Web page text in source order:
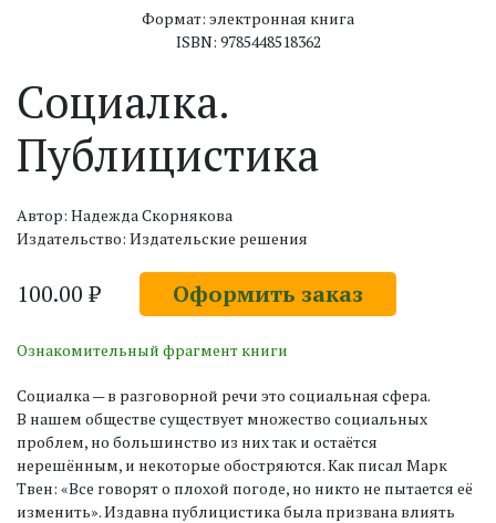
Формат: электронная книга
ISBN: 9785448518362
Социалка.
Публицистика
Автор: Надежда Скорнякова
Издательство: Издательские решения
100.00 ₽ Оформить заказ
Ознакомительный фрагмент книги
Социалка — в разговорной речи это социальная сфера.
В нашем обществе существует множество социальных
проблем, но большинство из них так и остаётся
нерешённым, и некоторые обостряются. Как писал Марк
Твен: «Все говорят о плохой погоде, но никто не пытается её
изменить». Издавна публицистика была призвана влиять